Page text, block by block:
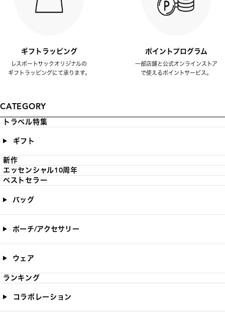
ギフトラッピング
レスポートサックオリジナルの
ギフトラッピングにて承ります。
ポイントプログラム
一部店舗と公式オンラインストア
で使えるポイントサービス。
CATEGORY
トラベル特集
ギフト
新作
エッセンシャル10周年
ベストセラー
バッグ
ポーチ/アクセサリー
ウェア
ランキング
コラボレーション